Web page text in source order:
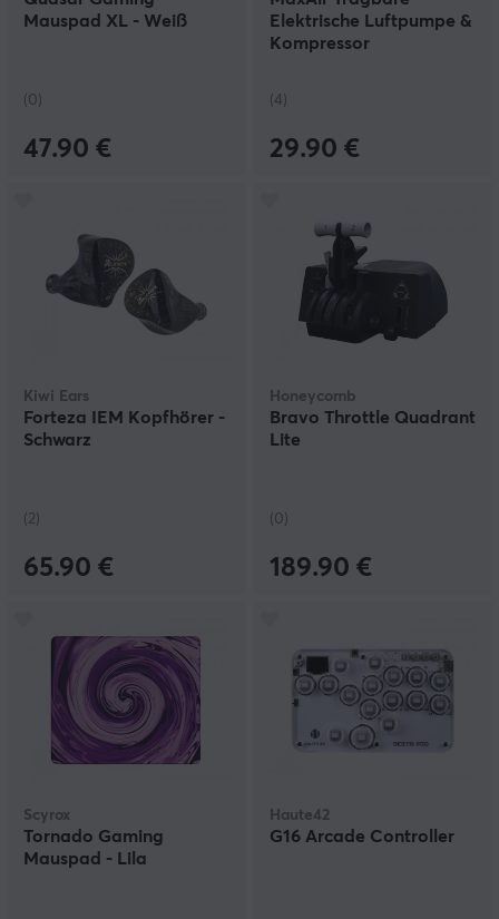
Mauspad XL - Weiß
(0)
47.90 €
Elektrische Luftpumpe &
Kompressor
(4)
29.90 €
Kiwi Ears
Forteza IEM Kopfhörer -
Schwarz
(2)
65.90 €
Honeycomb
Bravo Throttle Quadrant
Lite
(0)
189.90 €
Scyrox
Tornado Gaming
Mauspad - Lila
Haute42
G16 Arcade Controller